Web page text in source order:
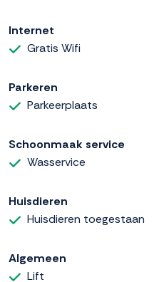
Internet
Gratis Wifi
Parkeren
Parkeerplaats
Schoonmaak service
Wasservice
Huisdieren
Huisdieren toegestaan
Algemeen
Lift